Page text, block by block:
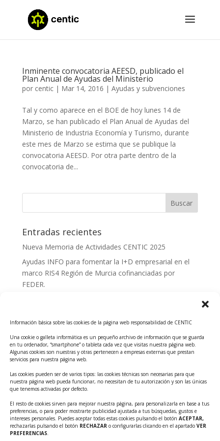
Información básica sobre las cookies de la página web responsabilidad de CENTIC
Una cookie o galleta informática es un pequeño archivo de información que se guarda
en tu ordenador, “smartphone” o tableta cada vez que visitas nuestra página web.
Algunas cookies son nuestras y otras pertenecen a empresas externas que prestan
servicios para nuestra página web.
Las cookies pueden ser de varios tipos: las cookies técnicas son necesarias para que
nuestra página web pueda funcionar, no necesitan de tu autorización y son las únicas
que tenemos activadas por defecto.
El resto de cookies sirven para mejorar nuestra página, para personalizarla en base a tus
preferencias, o para poder mostrarte publicidad ajustada a tus búsquedas, gustos e
intereses personales. Puedes aceptar todas estas cookies pulsando el botón ACEPTAR,
rechazarlas pulsando el botón RECHAZAR o configurarlas clicando en el apartado VER
PREFERENCIAS.
Inminente convocatoria AEESD, publicado el
Plan Anual de Ayudas del Ministerio
por centic| Mar 14, 2016 | Ayudas y subvenciones
Tal y como aparece en el BOE de hoy lunes 14 de
Marzo, se han publicado el Plan Anual de Ayudas del
Ministerio de Industria Economía y Turismo, durante
este mes de Marzo se estima que se publique la
convocatoria AEESD. Por otra parte dentro de la
convocatoria de...
Entradas recientes
Nueva Memoria de Actividades CENTIC 2025
Ayudas INFO para fomentar la I+D empresarial en el
marco RIS4 Región de Murcia cofinanciadas por
FEDER.
Tecnológicos 2ª ed.
Ayudas INFO para el apoyo a las empresas
innovadoras con potencial tecnológico y escalables
Convocatoria Cheque de Innovación. Ayudas INFO
para la contratación de servicios de Innovación y
Competitividad
Cheque Inversión del INFO. Ayudas para la
contratación de servicios de Innovación y
Competitividad para apoyar rondas de financiación.